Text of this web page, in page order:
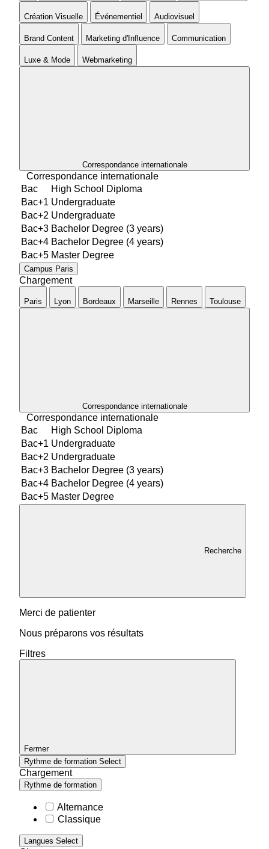
Création Visuelle Événementiel Audiovisuel
Brand Content Marketing d'Influence Communication
Luxe & Mode Webmarketing
Correspondance internationale
Correspondance internationale
Bac
High School Diploma
Bac+1 Undergraduate
Bac+2 Undergraduate
Bac+3 Bachelor Degree (3 years)
Bac+4 Bachelor Degree (4 years)
Bac+5 Master Degree
Campus Paris
Chargement
Paris Lyon Bordeaux Marseille Rennes Toulouse
Correspondance internationale
Correspondance internationale
Bac
High School Diploma
Bac+1 Undergraduate
Bac+2 Undergraduate
Bac+3 Bachelor Degree (3 years)
Bac+4 Bachelor Degree (4 years)
Bac+5 Master Degree
Recherche
Merci de patienter
Nous préparons vos résultats
Filtres
Fermer
Rythme de formation Select
Chargement
Rythme de formation
Alternance
Classique
Langues Select